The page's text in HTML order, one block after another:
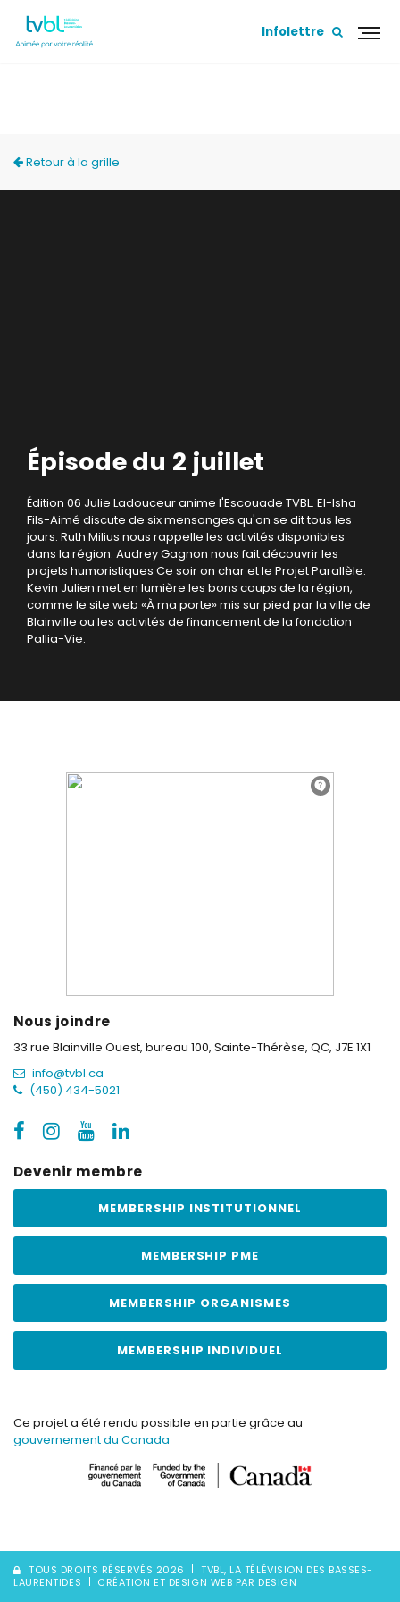
Infolettre
Retour à la grille
Épisode du 2 juillet
Édition 06 Julie Ladouceur anime l'Escouade TVBL. El-Isha
Fils-Aimé discute de six mensonges qu'on se dit tous les
jours. Ruth Milius nous rappelle les activités disponibles
dans la région. Audrey Gagnon nous fait découvrir les
projets humoristiques Ce soir on char et le Projet Parallèle.
Kevin Julien met en lumière les bons coups de la région,
comme le site web «À ma porte» mis sur pied par la ville de
Blainville ou les activités de financement de la fondation
Pallia-Vie.
Nous joindre
33 rue Blainville Ouest, bureau 100, Sainte-Thérèse, QC, J7E 1X1
info@tvbl.ca
(450) 434-5021
Devenir membre
MEMBERSHIP INSTITUTIONNEL
MEMBERSHIP PME
MEMBERSHIP ORGANISMES
MEMBERSHIP INDIVIDUEL
Ce projet a été rendu possible en partie grâce au
gouvernement du Canada
TOUS DROITS RÉSERVÉS 2026
TVBL, LA TÉLÉVISION DES BASSES-
LAURENTIDES
CRÉATION ET DESIGN WEB PAR DESIGN